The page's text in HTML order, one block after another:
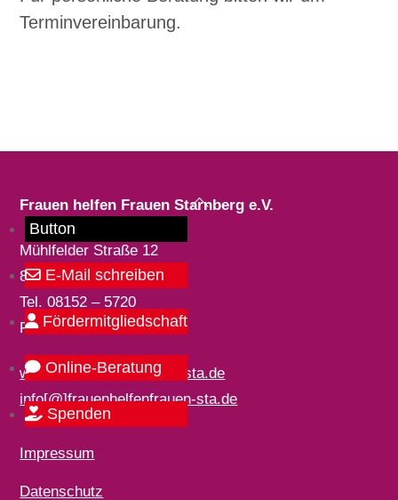
Terminvereinbarung.
Back
Frauen helfen Frauen Starnberg e.V.
Mühlfelder Straße 12
82211 Herrsching
Tel. 08152 – 5720
Fax 08152 – 998242
www.frauenhelfenfrauen-sta.de
info[@]frauenhelfenfrauen-sta.de
Impressum
Datenschutz
Button
E-Mail schreiben
Fördermitgliedschaft
Online-Beratung
Spenden